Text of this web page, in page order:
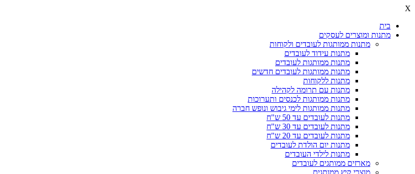
X
בית
מתנות ומוצרים לעסקים
מתנות ממותגות לעובדים ולקוחות
מתנות עידוד לעובדים
מתנות ממותגות לעובדים
מתנות ממותגות לעובדים חדשים
מתנות ללקוחות
מתנות עם תרומה לקהילה
מתנות ממותגות לכנסים ותערוכות
מתנות ממותגות לימי גיבוש ונופש חברה
מתנות לעובדים עד 50 ש"ח
מתנות לעובדים עד 30 ש"ח
מתנות לעובדים עד 20 ש"ח
מתנות יום הולדת לעובדים
מתנות לילדי העובדים
מארזים ממותגים לעובדים
מוצרי קיץ ממותגים